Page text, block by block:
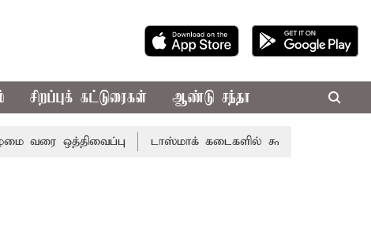
சிறப்புக் கட்டுரைகள் ஆண்டு சந்தா
ஒத்திவைப்பு டாஸ்மாக் கடைகளில் கூடுதல் விலைக்கு